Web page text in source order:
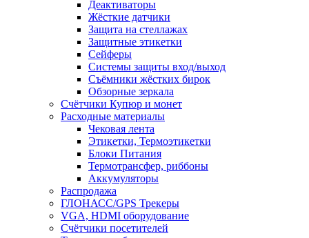
Деактиваторы
Жёсткие датчики
Защита на стеллажах
Защитные этикетки
Сейферы
Системы защиты вход/выход
Съёмники жёстких бирок
Обзорные зеркала
Счётчики Купюр и монет
Расходные материалы
Чековая лента
Этикетки, Термоэтикетки
Блоки Питания
Термотрансфер, риббоны
Аккумуляторы
Распродажа
ГЛОНАСС/GPS Трекеры
VGA, HDMI оборудование
Счётчики посетителей